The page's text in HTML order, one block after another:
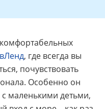
, где всегда вы
почувствовать
Особенно он
маленькими детьми,